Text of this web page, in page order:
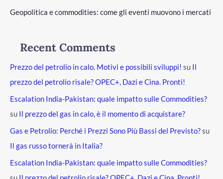
Geopolitica e commodities: come gli eventi muovono i mercati
Recent Comments
Prezzo del petrolio in calo. Motivi e possibili sviluppi! su Il
prezzo del petrolio risale? OPEC+, Dazi e Cina. Pronti!
Escalation India-Pakistan: quale impatto sulle Commodities?
su Il prezzo del gas in calo, è il momento di acquistare?
Gas e Petrolio: Perché i Prezzi Sono Più Bassi del Previsto?su
Il gas russo tornerà in Italia?
Escalation India-Pakistan: quale impatto sulle Commodities?